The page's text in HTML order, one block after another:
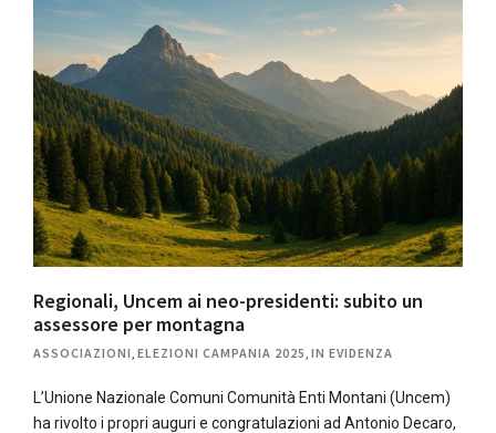
Regionali, Uncem ai neo-presidenti: subito un
assessore per montagna
ASSOCIAZIONI ELEZIONI CAMPANIA 2025 IN EVIDENZA
L’Unione Nazionale Comuni Comunità Enti Montani (Uncem)
ha rivolto i propri auguri e congratulazioni ad Antonio Decaro,